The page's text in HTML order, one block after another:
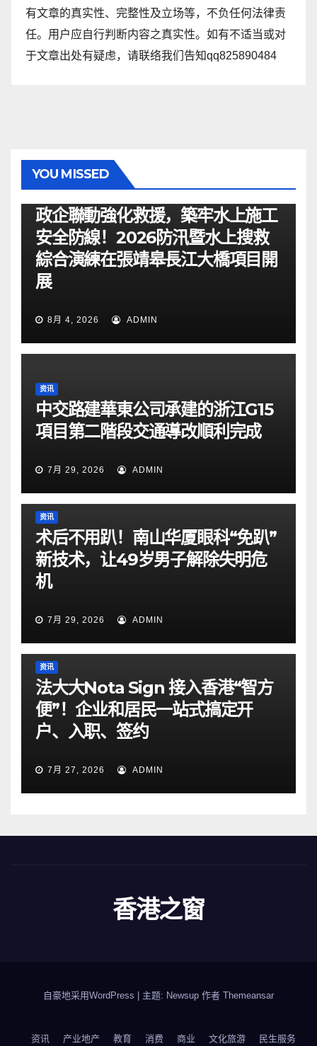
有文章的真实性、完整性及立场等，不负任何法律责
任。用户应自行判断内容之真实性。如有不适当或对
于文章出处有疑虑，请联络我们告知qq825890484
YOU MISSED
政企聯動強化救援，築牢水上施工
安全防線！2026防汛暨水上搜救
綜合演練在張靖皋長江大橋項目開
展
8月 4, 2026 ADMIN
资讯
中交路建華東公司承建的浙江G15
項目第二階段交通導改順利完成
7月 29, 2026 ADMIN
资讯
术后不用趴！南山华厦眼科“免趴”
新技术，让49岁男子解除失明危
机
7月 29, 2026 ADMIN
资讯
法大大Nota Sign 接入香港“智方
便”！企业和居民一站式搞定开
户、入职、签约
7月 27, 2026 ADMIN
香港之窗
自豪地采用WordPress 主题: Newsup 作者 Themeansar
资讯 产业地产 教育 消费 商业 文化旅游 民生服务